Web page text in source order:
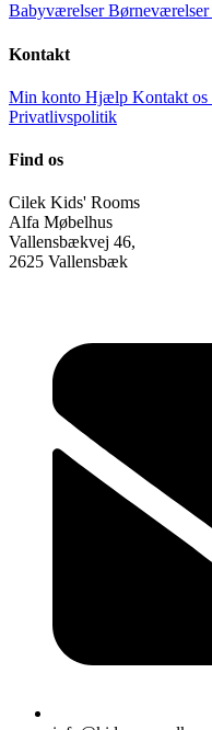
BabyværelserBørneværelser
Kontakt
Min konto Hjælp Kontakt os
Privatlivspolitik
Find os
Cilek Kids' Rooms
Alfa Møbelhus
Vallensbækvej 46,
2625 Vallensbæk